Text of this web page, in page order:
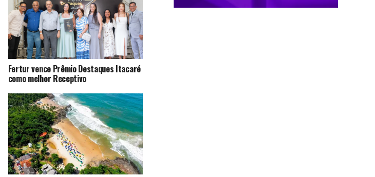
Fertur vence Prêmio Destaques Itacaré
como melhor Receptivo